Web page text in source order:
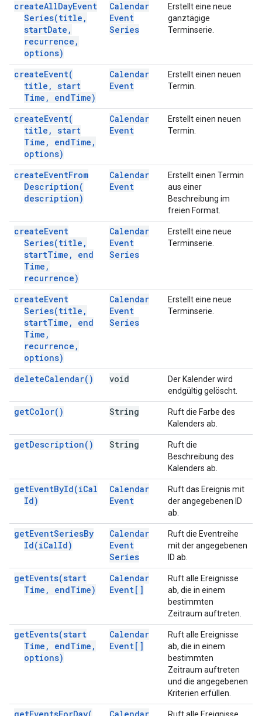
createAllDayEvent
Series(title ,
startDate ,
recurrence ,
options)
Calendar
Event
Series
Erstellt eine neue
ganztägige
Terminserie.
createEvent(
title , start
Time , endTime)
Calendar
Event
Erstellt einen neuen
Termin.
createEvent(
title , start
Time , endTime ,
options)
Calendar
Event
Erstellt einen neuen
Termin.
createEventFrom
Description(
description)
Calendar
Event
Erstellt einen Termin
aus einer
Beschreibung im
freien Format.
createEvent
Series(title ,
startTime ,
end
Time ,
recurrence)
Calendar
Event
Series
Erstellt eine neue
Terminserie.
createEvent
Series(title ,
startTime ,
end
Time ,
recurrence ,
options)
Calendar
Event
Series
Erstellt eine neue
Terminserie.
deleteCalendar( ) void
Der Kalender wird
endgültig gelöscht.
getColor( ) String
Ruft die Farbe des
Kalenders ab.
getDescription( ) String
Ruft die
Beschreibung des
Kalenders ab.
getEventById(iCal
Id)
Calendar
Event
Ruft das Ereignis mit
der angegebenen ID
ab.
getEventSeriesBy
Id(iCalId)
Calendar
Event
Series
Ruft die Eventreihe
mit der angegebenen
ID ab.
getEvents(start
Time , endTime)
Calendar
Event[]
Ruft alle Ereignisse
ab, die in einem
bestimmten
Zeitraum auftreten.
getEvents(start
Time , endTime ,
options)
Calendar
Event[]
Ruft alle Ereignisse
ab, die in einem
bestimmten
Zeitraum auftreten
und die angegebenen
Kriterien erfüllen.